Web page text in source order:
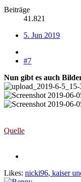
Beiträge
41.821
5. Jun 2019
#7
Nun gibt es auch
Quelle
Likes: nicki96, kaiser